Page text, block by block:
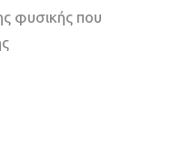
φυσικής που